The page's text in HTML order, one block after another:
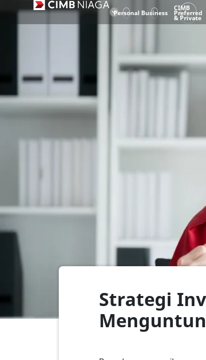
Personal Business
CIMB
Preferred
& Private
Strategi